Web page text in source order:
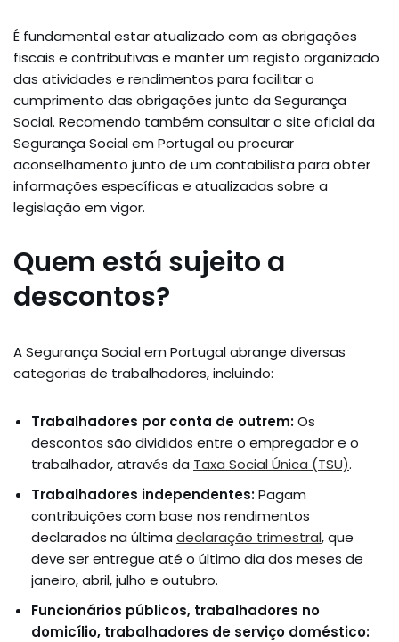
É fundamental estar atualizado com as obrigações
fiscais e contributivas e manter um registo organizado
das atividades e rendimentos para facilitar o
cumprimento das obrigações junto da Segurança
Social. Recomendo também consultar o site oficial da
Segurança Social em Portugal ou procurar
aconselhamento junto de um contabilista para obter
informações específicas e atualizadas sobre a
legislação em vigor.
Quem está sujeito a
descontos?
A Segurança Social em Portugal abrange diversas
categorias de trabalhadores, incluindo:
Trabalhadores por conta de outrem:Os
descontos são divididos entre o empregador e o
trabalhador, através da Taxa Social Única (TSU).
Trabalhadores independentes:Pagam
contribuições com base nos rendimentos
declarados na última declaração trimestral, que
deve ser entregue até o último dia dos meses de
janeiro, abril, julho e outubro.
Funcionários públicos, trabalhadores no
domicílio, trabalhadores de serviço doméstico: